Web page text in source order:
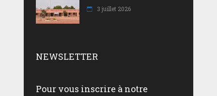
3 juillet 2026
NEWSLETTER
Pour vous inscrire à notre